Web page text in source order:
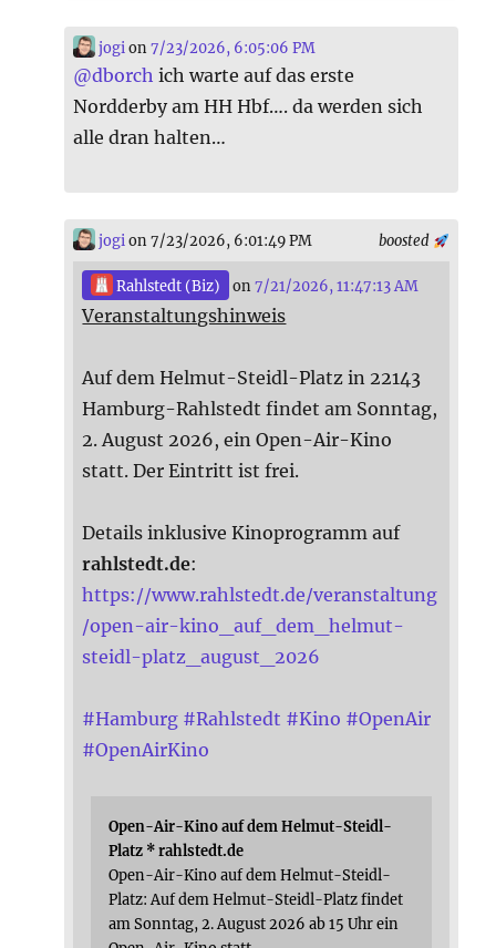
jogion7/23/2026, 6:05:06 PM
@dborch ich warte auf das erste
Nordderby am HH Hbf…. da werden sich
alle dran halten…
boosted
jogion 7/23/2026, 6:01:49 PM
Rahlstedt (Biz) on7/21/2026, 11:47:13 AM
Veranstaltungshinweis
Auf dem Helmut-Steidl-Platz in 22143
Hamburg-Rahlstedt findet am Sonntag,
2. August 2026, ein Open-Air-Kino
statt. Der Eintritt ist frei.
Details inklusive Kinoprogramm auf
rahlstedt.de:
https://www.rahlstedt.de/veranstaltung
/open-air-kino_auf_dem_helmut-
steidl-platz_august_2026
#Hamburg #Rahlstedt #Kino #OpenAir
#OpenAirKino
Open-Air-Kino auf dem Helmut-Steidl-
Platz * rahlstedt.de
Open-Air-Kino auf dem Helmut-Steidl-
Platz: Auf dem Helmut-Steidl-Platz findet
am Sonntag, 2. August 2026 ab 15 Uhr ein